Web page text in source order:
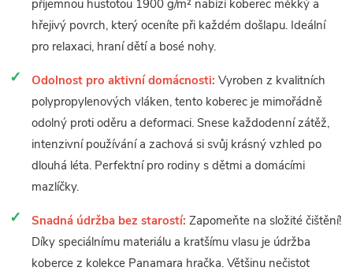
příjemnou hustotou 1900 g/m² nabízí koberec měkký a
hřejivý povrch, který oceníte při každém došlapu. Ideální
pro relaxaci, hraní dětí a bosé nohy.
Odolnost pro aktivní domácnosti: Vyroben z kvalitních
polypropylenových vláken, tento koberec je mimořádně
odolný proti oděru a deformaci. Snese každodenní zátěž,
intenzivní používání a zachová si svůj krásný vzhled po
dlouhá léta. Perfektní pro rodiny s dětmi a domácími
mazlíčky.
Snadná údržba bez starostí: Zapomeňte na složité čištění!
Díky speciálnímu materiálu a kratšímu vlasu je údržba
koberce z kolekce Panamara hračka. Většinu nečistot